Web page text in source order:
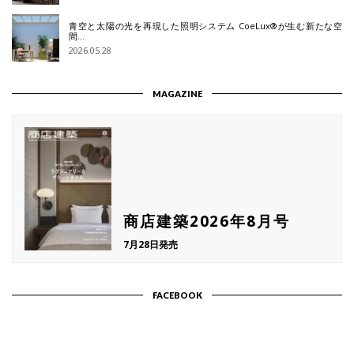
青空と太陽の光を再現した照明システム CoeLux®が生む新たな空
間…
2026.05.28
MAGAZINE
商店建築2026年8月号
7月28日発売
FACEBOOK